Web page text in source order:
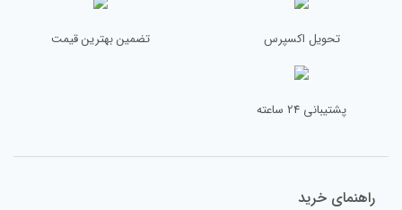
تحویل اکسپرس تضمین بهترین قیمت
پشتیبانی 24 ساعته
راهنمای خرید